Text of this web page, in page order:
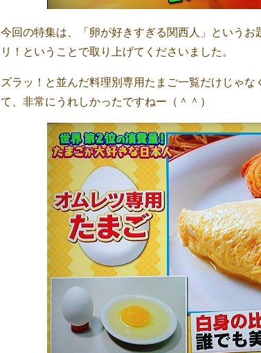
今回の特集は、「卵が好きすぎる関西人」という
リ！ということで取り上げてくださいました。
ズラッ！と並んだ料理別専用たまご一覧だけじゃ
て、非常にうれしかったですねー（＾＾）